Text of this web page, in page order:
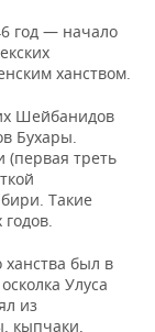
год — начало
ханством.
Шейбанидов
Бухары.
треть
Такие
ханства был в
Улуса
из
кыпчаки,